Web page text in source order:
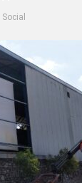
Social